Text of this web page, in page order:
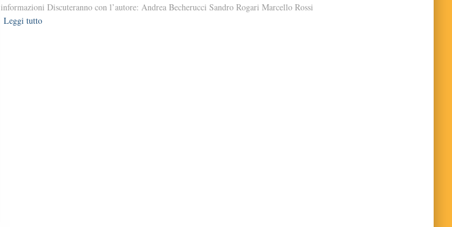
informazioni Discuteranno con l’autore: Andrea Becherucci Sandro Rogari Marcello Rossi
Leggi tutto